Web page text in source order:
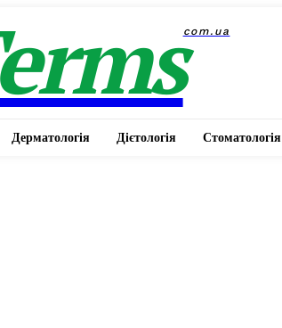
com.ua
Дерматологія Дієтологія Стоматологія